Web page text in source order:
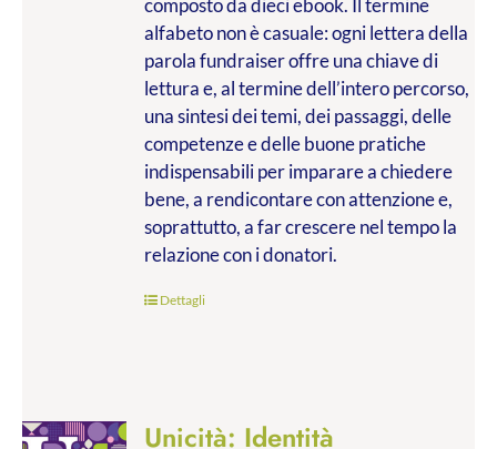
composto da dieci ebook. Il termine
alfabeto non è casuale: ogni lettera della
parola fundraiser offre una chiave di
lettura e, al termine dell’intero percorso,
una sintesi dei temi, dei passaggi, delle
competenze e delle buone pratiche
indispensabili per imparare a chiedere
bene, a rendicontare con attenzione e,
soprattutto, a far crescere nel tempo la
relazione con i donatori.
Dettagli
Unicità: Identità